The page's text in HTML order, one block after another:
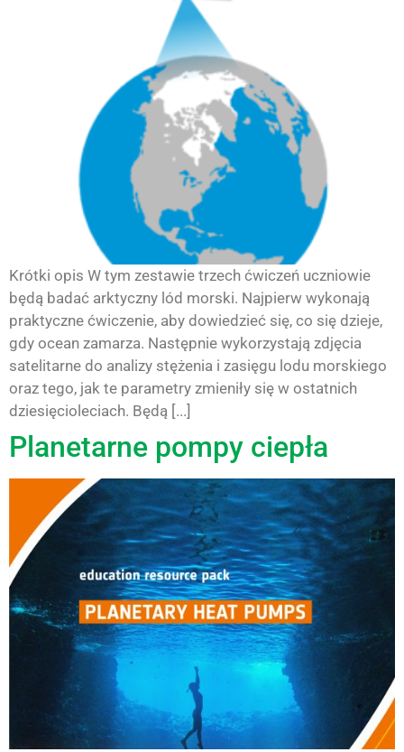
Krótki opis W tym zestawie trzech ćwiczeń uczniowie
będą badać arktyczny lód morski. Najpierw wykonają
praktyczne ćwiczenie, aby dowiedzieć się, co się dzieje,
gdy ocean zamarza. Następnie wykorzystają zdjęcia
satelitarne do analizy stężenia i zasięgu lodu morskiego
oraz tego, jak te parametry zmieniły się w ostatnich
dziesięcioleciach. Będą [...]
Planetarne pompy ciepła